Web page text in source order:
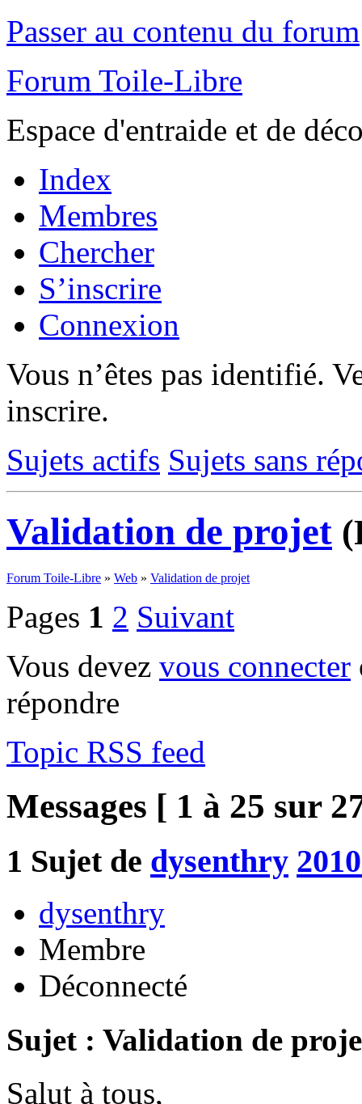
Passer au contenu du forum
Forum Toile-Libre
Espace d'entraide et de
Index
Membres
Chercher
S’inscrire
Connexion
Vous n’êtes pas identifié.
inscrire.
Sujets actifs Sujets sans
Validation de projet
Forum Toile-Libre » Web » Validation de projet
Pages 1 2 Suivant
Vous devez vous connecter
répondre
Topic RSS feed
Messages [ 1 à 25 sur
1 Sujet de dysenthry
dysenthry
Membre
Déconnecté
Sujet : Validation de
Salut à tous,